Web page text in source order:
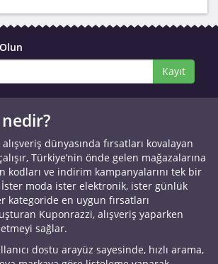
Kayıt
dünyasında fırsatları kovalayan
Türkiye’nin önde gelen mağazalarına
kodları ve indirim kampanyalarını tek bir
İster moda ister elektronik, ister günlük
kategoride en uygun fırsatları
Kuponrazzi, alışveriş yaparken
sağlar.
dostu arayüz sayesinde, hızlı arama,